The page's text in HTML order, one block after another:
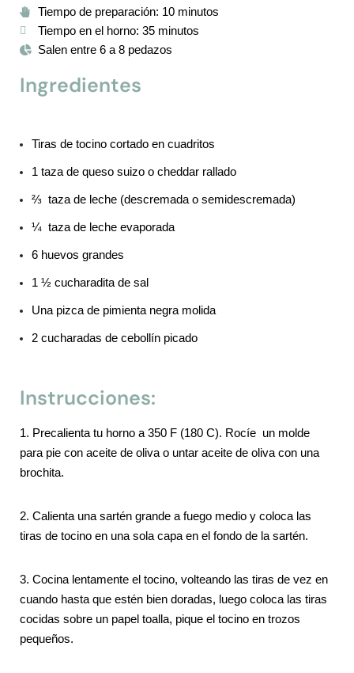
Tiempo de preparación: 10 minutos
Tiempo en el horno: 35 minutos
Salen entre 6 a 8 pedazos
Ingredientes
Tiras de tocino cortado en cuadritos
1 taza de queso suizo o cheddar rallado
⅔ taza de leche (descremada o semidescremada)
¼ taza de leche evaporada
6 huevos grandes
1 ½ cucharadita de sal
Una pizca de pimienta negra molida
2 cucharadas de cebollín picado
Instrucciones:
1. Precalienta tu horno a 350 F (180 C). Rocíe un molde
para pie con aceite de oliva o untar aceite de oliva con una
brochita.
2. Calienta una sartén grande a fuego medio y coloca las
tiras de tocino en una sola capa en el fondo de la sartén.
3. Cocina lentamente el tocino, volteando las tiras de vez en
cuando hasta que estén bien doradas, luego coloca las tiras
cocidas sobre un papel toalla, pique el tocino en trozos
pequeños.